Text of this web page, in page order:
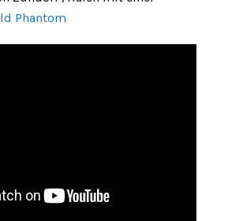
Phantom